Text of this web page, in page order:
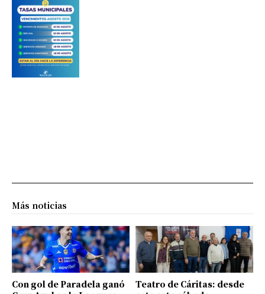
Más noticias
Con gol de Paradela ganó
Teatro de Cáritas: desde